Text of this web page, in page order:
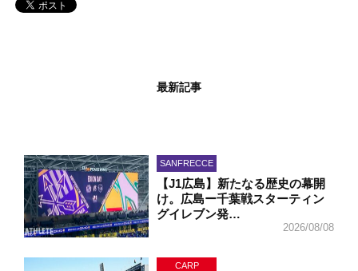
最新記事
SANFRECCE
【J1広島】新たなる歴史の幕開
け。広島ー千葉戦スターティン
グイレブン発…
2026/08/08
CARP